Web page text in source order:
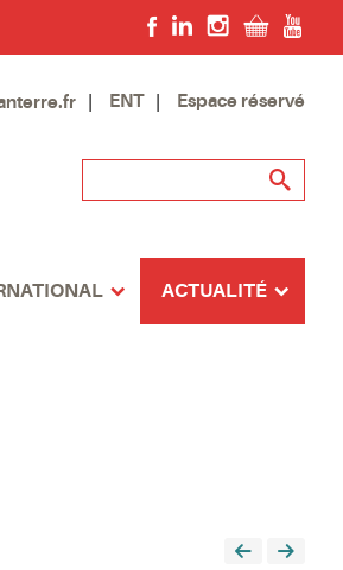
ENT Espace réservé
ACTUALITÉ